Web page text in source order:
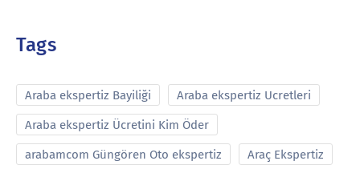
Tags
Araba ekspertiz Bayiliği Araba ekspertiz Ucretleri
Araba ekspertiz Ücretini Kim Öder
arabamcom Güngören Oto ekspertiz Araç Ekspertiz